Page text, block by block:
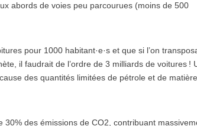
abords de voies peu parcourues (moins de 500
pour 1000 ha­bi­tant·e·s et que si l’on
il faudrait de l’ordre de 3 milliards de voitures !
des quantités limitées de pétrole et de
30% des émissions de CO2, contribuant